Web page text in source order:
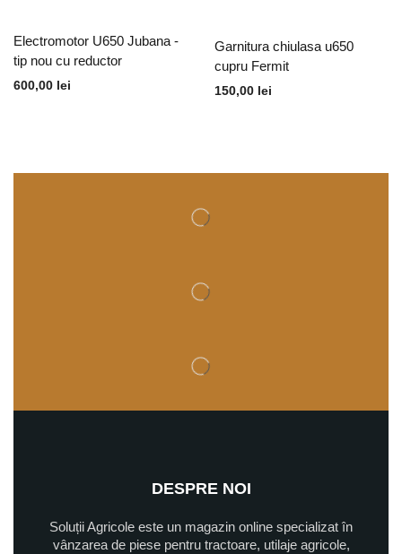
Electromotor U650 Jubana -
tip nou cu reductor
600,00 lei
Garnitura chiulasa u650
cupru Fermit
150,00 lei
DESPRE NOI
Soluții Agricole este un magazin online specializat în
vânzarea de piese pentru tractoare, utilaje agricole,